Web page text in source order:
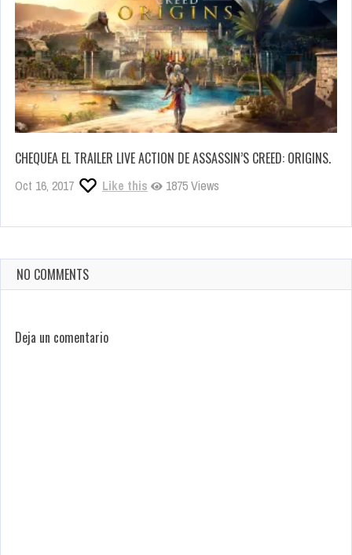
CHEQUEA EL TRAILER LIVE ACTION DE ASSASSIN’S CREED: ORIGINS.
Oct 16, 2017 Like this 1875 Views
NO COMMENTS
Deja un comentario